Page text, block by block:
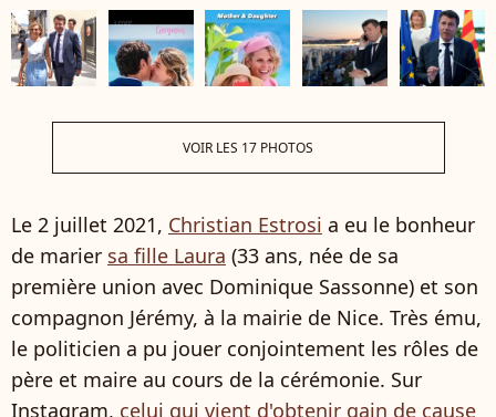
VOIR LES 17 PHOTOS
Le 2 juillet 2021, Christian Estrosi a eu le bonheur
de marier sa fille Laura (33 ans, née de sa
première union avec Dominique Sassonne) et son
compagnon Jérémy, à la mairie de Nice. Très ému,
le politicien a pu jouer conjointement les rôles de
père et maire au cours de la cérémonie. Sur
Instagram, celui qui vient d'obtenir gain de cause